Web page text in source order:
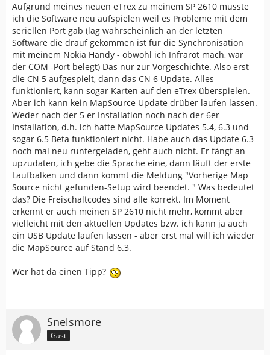
Aufgrund meines neuen eTrex zu meinem SP 2610 musste
ich die Software neu aufspielen weil es Probleme mit dem
seriellen Port gab (lag wahrscheinlich an der letzten
Software die drauf gekommen ist für die Synchronisation
mit meinem Nokia Handy - obwohl ich Infrarot mach, war
der COM -Port belegt) Das nur zur Vorgeschichte. Also erst
die CN 5 aufgespielt, dann das CN 6 Update. Alles
funktioniert, kann sogar Karten auf den eTrex überspielen.
Aber ich kann kein MapSource Update drüber laufen lassen.
Weder nach der 5 er Installation noch nach der 6er
Installation, d.h. ich hatte MapSource Updates 5.4, 6.3 und
sogar 6.5 Beta funktioniert nicht. Habe auch das Update 6.3
noch mal neu runtergeladen, geht auch nicht. Er fängt an
upzudaten, ich gebe die Sprache eine, dann läuft der erste
Laufbalken und dann kommt die Meldung "Vorherige Map
Source nicht gefunden-Setup wird beendet. " Was bedeutet
das? Die Freischaltcodes sind alle korrekt. Im Moment
erkennt er auch meinen SP 2610 nicht mehr, kommt aber
vielleicht mit den aktuellen Updates bzw. ich kann ja auch
ein USB Update laufen lassen - aber erst mal will ich wieder
die MapSource auf Stand 6.3.
Wer hat da einen Tipp?
Snelsmore
Gast